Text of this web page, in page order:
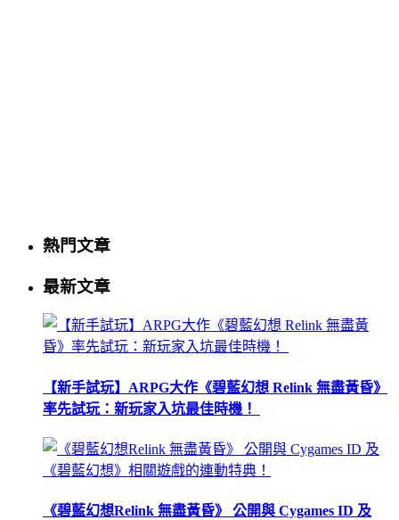
熱門文章
最新文章
【新手試玩】ARPG大作《碧藍幻想 Relink 無盡黃昏》
率先試玩：新玩家入坑最佳時機！
《碧藍幻想Relink 無盡黃昏》 公開與 Cygames ID 及